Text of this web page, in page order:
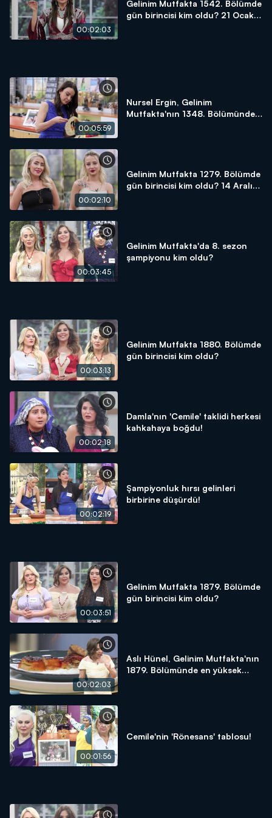
00:02:03
Gelinim Mutfakta 1542. Bölümde
gün birincisi kim oldu? 21 Ocak
00:05:59
Nursel Ergin, Gelinim
Mutfakta'nın 1348. Bölümünde
00:02:10
Gelinim Mutfakta 1279. Bölümde
gün birincisi kim oldu? 14 Aralık
00:03:45
Gelinim Mutfakta'da 8. sezon
şampiyonu kim oldu?
00:03:13
Gelinim Mutfakta 1880. Bölümde
gün birincisi kim oldu?
00:02:18
Damla'nın 'Cemile' taklidi herkesi
kahkahaya boğdu!
00:02:19
Şampiyonluk hırsı gelinleri
birbirine düşürdü!
00:03:51
Gelinim Mutfakta 1879. Bölümde
gün birincisi kim oldu?
00:02:03
Aslı Hünel, Gelinim Mutfakta'nın
1879. Bölümünde en yüksek
00:01:56
Cemile'nin 'Rönesans' tablosu!